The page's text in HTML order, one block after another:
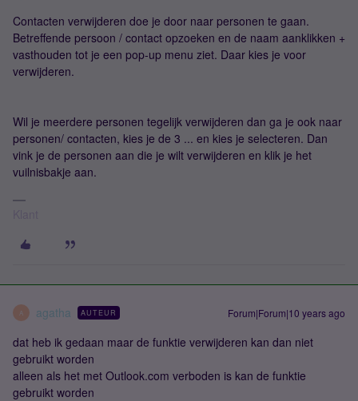
Contacten verwijderen doe je door naar personen te gaan.
Betreffende persoon / contact opzoeken en de naam aanklikken +
vasthouden tot je een pop-up menu ziet. Daar kies je voor
verwijderen.
Wil je meerdere personen tegelijk verwijderen dan ga je ook naar
personen/ contacten, kies je de 3 ... en kies je selecteren. Dan
vink je de personen aan die je wilt verwijderen en klik je het
vuilnisbakje aan.
A agatha AUTEUR Forum|Forum|10 years ago
dat heb ik gedaan maar de funktie verwijderen kan dan niet
gebruikt worden
alleen als het met Outlook.com verboden is kan de funktie
gebruikt worden